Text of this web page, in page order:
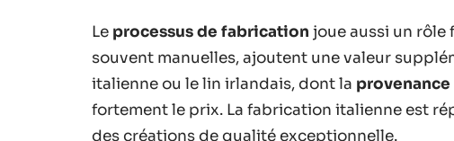
Le processus de fabrication joue aussi un rôle
souvent manuelles, ajoutent une valeur
italienne ou le lin irlandais, dont la provenance
fortement le prix. La fabrication italienne est
des créations de qualité exceptionnelle.